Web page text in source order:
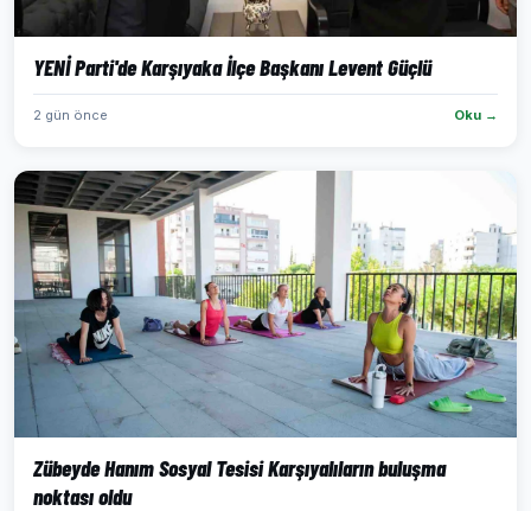
YENİ Parti'de Karşıyaka İlçe Başkanı Levent Güçlü
2 gün önce Oku →
Zübeyde Hanım Sosyal Tesisi Karşıyalıların buluşma
noktası oldu